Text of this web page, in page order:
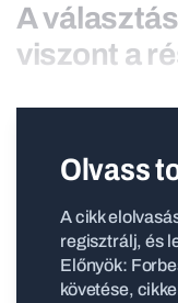
A
viszont a
Olvass
A cikk
regisztrálj, és
Előnyök:
követése,